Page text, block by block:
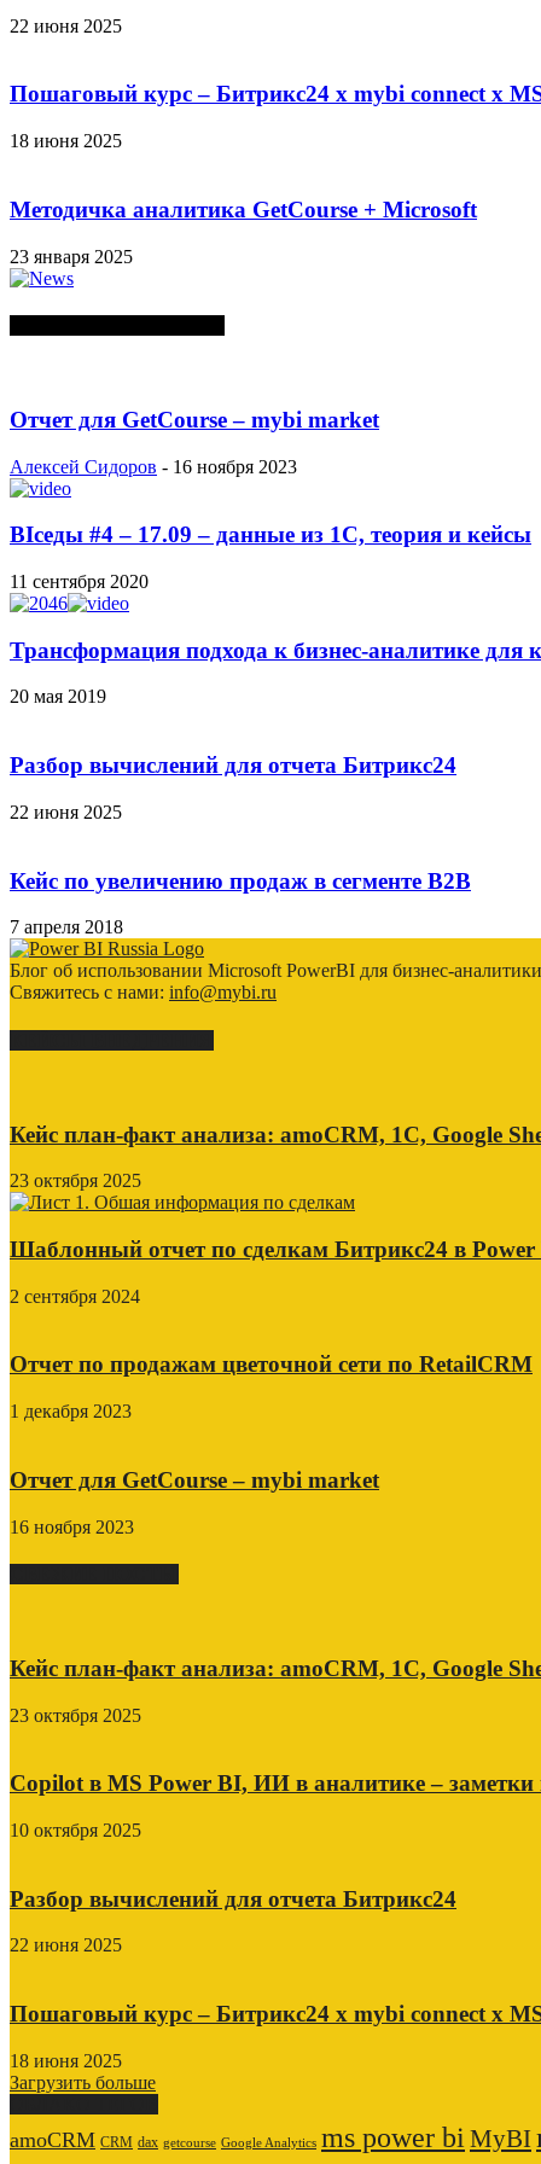
22 июня 2025
Пошаговый курс – Битрикс24 х mybi connect х
18 июня 2025
Методичка аналитика GetCourse + Microsoft
23 января 2025
Отчет для GetCourse – mybi market
Алексей Сидоров - 16 ноября 2023
BIседы #4 – 17.09 – данные из 1С, теория и кейсы
11 сентября 2020
Трансформация подхода к бизнес-аналитике для
20 мая 2019
Разбор вычислений для отчета Битрикс24
22 июня 2025
Кейс по увеличению продаж в сегменте B2B
7 апреля 2018
Блог об использовании Microsoft PowerBI для бизнес-
Свяжитесь с нами: info@mybi.ru
Кейс план-факт анализа: amoCRM, 1C, Google
23 октября 2025
Шаблонный отчет по сделкам Битрикс24 в
2 сентября 2024
Отчет по продажам цветочной сети по RetailCRM
1 декабря 2023
Отчет для GetCourse – mybi market
16 ноября 2023
Кейс план-факт анализа: amoCRM, 1C, Google
23 октября 2025
Copilot в MS Power BI, ИИ в аналитике – заметки
10 октября 2025
Разбор вычислений для отчета Битрикс24
22 июня 2025
Пошаговый курс – Битрикс24 х mybi connect х
18 июня 2025
Загрузить больше
amoCRM CRM dax getcourse Google Analytics ms power bi MyBI